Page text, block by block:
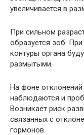
увеличивается в
При сильном
образуется зоб.
контуры органа
размытыми.
На фоне
наблюдаются и
Возникает риск
связанных с
гормонов.